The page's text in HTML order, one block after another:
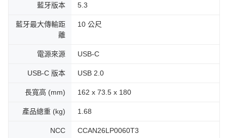
藍牙版本 5.3
藍牙最大傳輸距
離
10 公尺
電源來源 USB-C
USB-C 版本 USB 2.0
長寬高 (mm) 162 x 73.5 x 180
產品總重 (kg) 1.68
NCC CCAN26LP0060T3